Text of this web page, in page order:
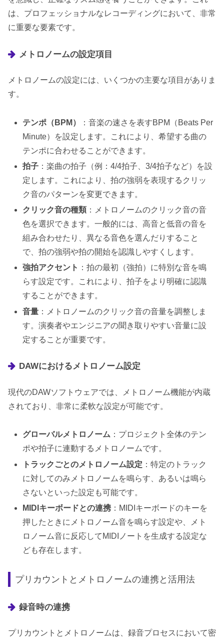
は、プロフェッショナルなレコーディングにおいて、非常
に重要な要素です。
メトロノームの設定項目
メトロノームの設定には、いくつかの主要な項目がありま
す。
テンポ（BPM）
：音楽の速さを表すBPM（Beats Per
Minute）を設定します。これにより、希望する曲の
テンポに合わせることができます。
拍子 ：楽曲の拍子（例：4/4拍子、3/4拍子など）を設
定します。これにより、拍の強弱を表現するクリッ
ク音のパターンを変更できます。
クリック音の種類 ：メトロノームのクリック音の音
色を選択できます。一般的には、高音と低音の音を
組み合わせたり、異なる音色を選んだりすること
で、拍の強弱や拍の開始を認識しやすくします。
強拍アクセント ：拍の最初（強拍）に特別な音を鳴
らす設定です。これにより、拍子をより明確に認識
することができます。
音量 ：メトロノームのクリック音の音量を調整しま
す。演奏者やエンジニアの聞き取りやすい音量に設
定することが重要です。
DAWにおけるメトロノーム設定
現代のDAWソフトウェアでは、メトロノーム機能が内蔵
されており、非常に柔軟な設定が可能です。
グローバルメトロノーム ：プロジェクト全体のテン
ポや拍子に連動するメトロノームです。
トラックごとのメトロノーム設定 ：特定のトラック
に対してのみメトロノームを鳴らす、あるいは鳴ら
さないといった設定も可能です。
MIDIキーボードとの連携 ：MIDIキーボードのキーを
押したときにメトロノーム音を鳴らす設定や、メト
ロノーム音に反応してMIDIノートを生成する設定な
ども存在します。
プリカウントとメトロノームの連携と活用法
録音時の連携
プリカウントとメトロノームは、録音プロセスにおいて密